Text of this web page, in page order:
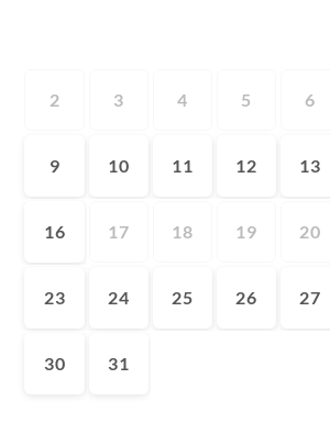
2 3 4 5 6
9 10 11 12 13
16 17 18 19 20
23 24 25 26 27
30 31